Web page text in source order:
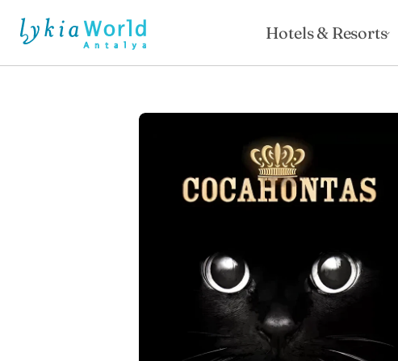
Hotels & Resorts